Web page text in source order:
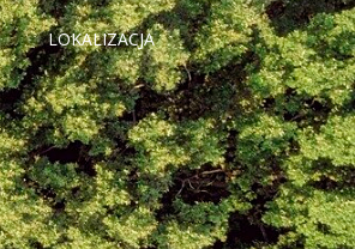
LOKALIZACJA